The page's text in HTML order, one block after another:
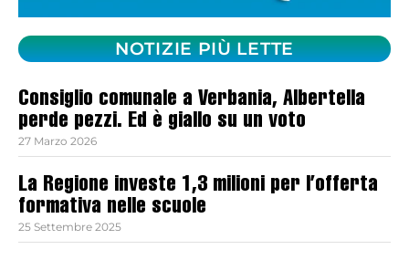
NOTIZIE PIÙ LETTE
Consiglio comunale a Verbania, Albertella
perde pezzi. Ed è giallo su un voto
27 Marzo 2026
La Regione investe 1,3 milioni per l’offerta
formativa nelle scuole
25 Settembre 2025